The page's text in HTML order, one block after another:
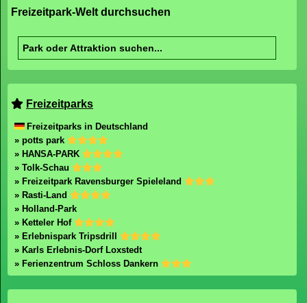
Freizeitpark-Welt durchsuchen
Freizeitparks
Freizeitparks in Deutschland
» potts park
» HANSA-PARK
» Tolk-Schau
» Freizeitpark Ravensburger Spieleland
» Rasti-Land
» Holland-Park
» Ketteler Hof
» Erlebnispark Tripsdrill
» Karls Erlebnis-Dorf Loxstedt
» Ferienzentrum Schloss Dankern